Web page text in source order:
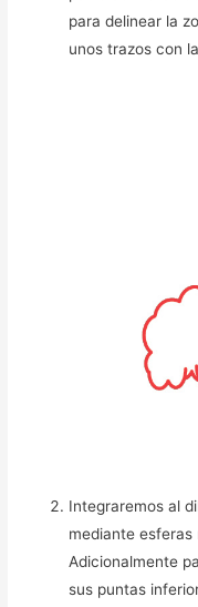
para delinear la
unos trazos con
Integraremos al
mediante esferas
Adicionalmente
sus puntas